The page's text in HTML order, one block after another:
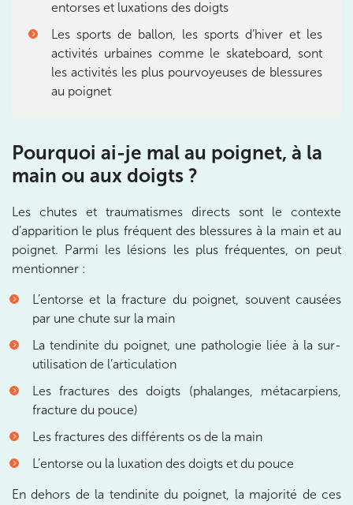
entorses et luxations des doigts
Les sports de ballon, les sports d’hiver et les
activités urbaines comme le skateboard, sont
les activités les plus pourvoyeuses de blessures
au poignet
Pourquoi ai-je mal au poignet, à la
main ou aux doigts ?
Les chutes et traumatismes directs sont le contexte
d’apparition le plus fréquent des blessures à la main et au
poignet. Parmi les lésions les plus fréquentes, on peut
mentionner :
L’entorse et la fracture du poignet, souvent causées
par une chute sur la main
La tendinite du poignet, une pathologie liée à la sur-
utilisation de l’articulation
Les fractures des doigts (phalanges, métacarpiens,
fracture du pouce)
Les fractures des différents os de la main
L’entorse ou la luxation des doigts et du pouce
En dehors de la tendinite du poignet, la majorité de ces
IK PARIS 6 – CASSETTE
1 Rue Cassette 75006 Paris
1 Rue Cassette 75006 Paris
01 42 84 06 95
Prenez RDV sur
3 Av. André Morizet 92100 Boulogne-
Billancourt
Prenez RDV sur
Prenez RDV sur
IK CHÂTENAY-MALABRY
380 Av. de la Division Leclerc 92290 Châtenay-
01 43 50 05 24